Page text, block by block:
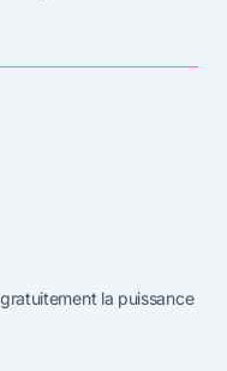
la puissance